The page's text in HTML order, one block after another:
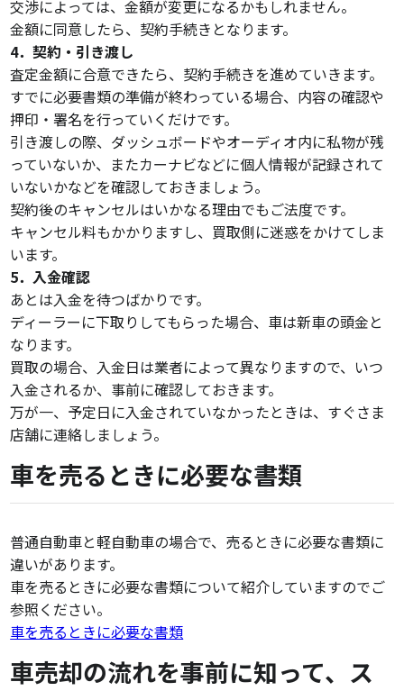
交渉によっては、金額が変更になるかもしれません。
金額に同意したら、契約手続きとなります。
4．契約・引き渡し
査定金額に合意できたら、契約手続きを進めていきます。
すでに必要書類の準備が終わっている場合、内容の確認や
押印・署名を行っていくだけです。
引き渡しの際、ダッシュボードやオーディオ内に私物が残
っていないか、またカーナビなどに個人情報が記録されて
いないかなどを確認しておきましょう。
契約後のキャンセルはいかなる理由でもご法度です。
キャンセル料もかかりますし、買取側に迷惑をかけてしま
います。
5．入金確認
あとは入金を待つばかりです。
ディーラーに下取りしてもらった場合、車は新車の頭金と
なります。
買取の場合、入金日は業者によって異なりますので、いつ
入金されるか、事前に確認しておきます。
万が一、予定日に入金されていなかったときは、すぐさま
店舗に連絡しましょう。
車を売るときに必要な書類
普通自動車と軽自動車の場合で、売るときに必要な書類に
違いがあります。
車を売るときに必要な書類について紹介していますのでご
参照ください。
車を売るときに必要な書類
車売却の流れを事前に知って、ス